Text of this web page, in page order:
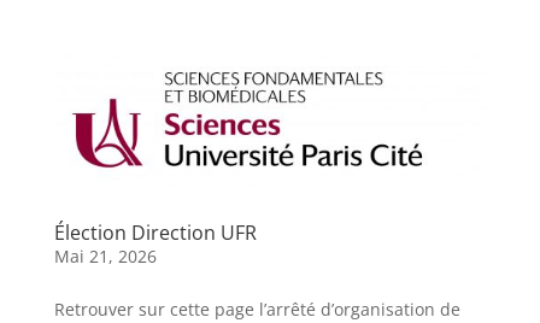
Élection Direction UFR
Mai 21, 2026
Retrouver sur cette page l’arrêté d’organisation de